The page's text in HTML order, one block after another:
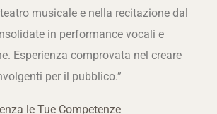
musicale e nella recitazione dal
in performance vocali e
Esperienza comprovata nel creare
per il pubblico.”
le Tue Competenze